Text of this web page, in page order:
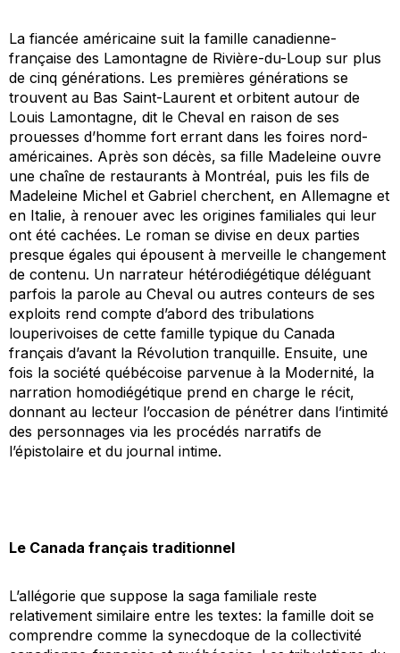
La fiancée américaine suit la famille canadienne-
française des Lamontagne de Rivière-du-Loup sur plus
de cinq générations. Les premières générations se
trouvent au Bas Saint-Laurent et orbitent autour de
Louis Lamontagne, dit le Cheval en raison de ses
prouesses d’homme fort errant dans les foires nord-
américaines. Après son décès, sa fille Madeleine ouvre
une chaîne de restaurants à Montréal, puis les fils de
Madeleine Michel et Gabriel cherchent, en Allemagne et
en Italie, à renouer avec les origines familiales qui leur
ont été cachées. Le roman se divise en deux parties
presque égales qui épousent à merveille le changement
de contenu. Un narrateur hétérodiégétique déléguant
parfois la parole au Cheval ou autres conteurs de ses
exploits rend compte d’abord des tribulations
louperivoises de cette famille typique du Canada
français d’avant la Révolution tranquille. Ensuite, une
fois la société québécoise parvenue à la Modernité, la
narration homodiégétique prend en charge le récit,
donnant au lecteur l’occasion de pénétrer dans l’intimité
des personnages via les procédés narratifs de
l’épistolaire et du journal intime.
Le Canada français traditionnel
L’allégorie que suppose la saga familiale reste
relativement similaire entre les textes: la famille doit se
comprendre comme la synecdoque de la collectivité